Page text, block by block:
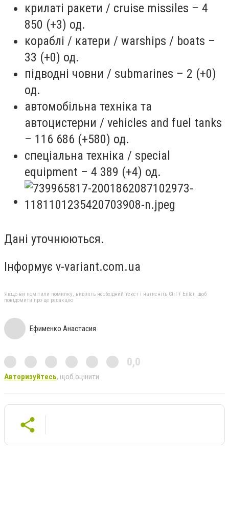
крилаті ракети / cruise missiles – 4
850 (+3) од.
кораблі / катери / warships / boats –
33 (+0) од.
підводні човни / submarines – 2 (+0)
од.
автомобільна техніка та
автоцистерни / vehicles and fuel tanks
– 116 686 (+580) од.
спеціальна техніка / special
equipment – 4 389 (+4) од.
Дані уточнюються.
Інформує v-variant.com.ua
Якщо ви помітили помилку, виділіть необхідний текст і натисніть Ctrl + Enter, щоб
повідомити про це редакцію
Ефименко Анастасия
0,0
Авторизуйтесь, щоб оцінити